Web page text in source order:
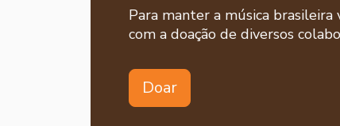
Para manter a música
com a doação de diversos
Doar